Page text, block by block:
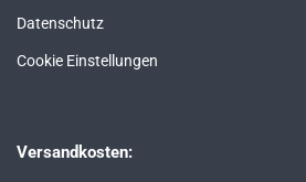
Datenschutz
Cookie Einstellungen
Versandkosten: